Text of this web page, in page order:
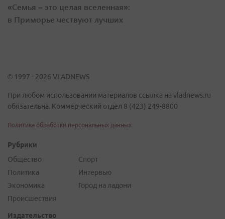
«Семья – это целая вселенная»:
в Приморье чествуют лучших
© 1997 - 2026 VLADNEWS
При любом использовании материалов ссылка на vladnews.ru
обязательна. Коммерческий отдел 8 (423) 249-8800
Политика обработки персональных данных
Рубрики
Общество
Политика
Экономика
Происшествия
Спорт
Интервью
Город на ладони
Издательство